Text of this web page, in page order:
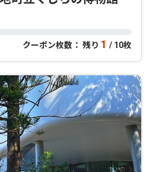
クーポン枚数： 残り 1 / 10枚